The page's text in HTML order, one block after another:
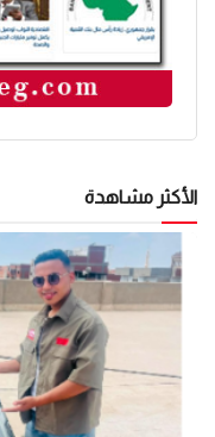
الأكثر مشاهدة